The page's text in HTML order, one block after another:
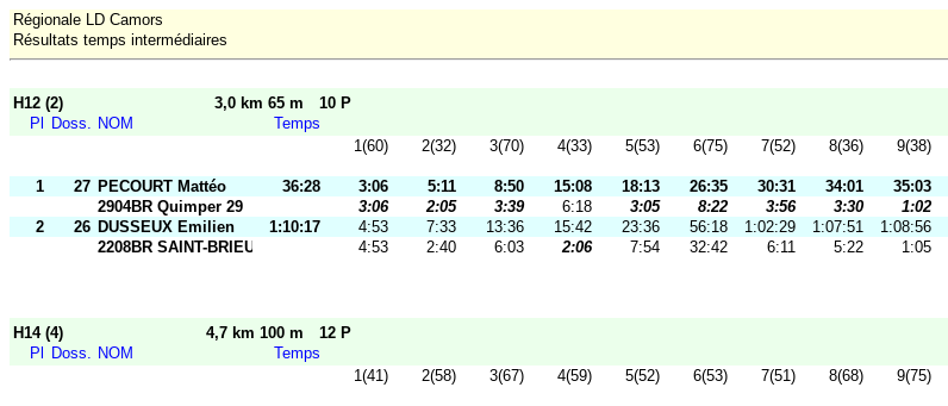
Régionale LD Camors
Résultats temps intermédiaires
H12 (2) 3,0 km 65 m
10 P
Pl
Doss. NOM
Temps
1(60)
2(32) 3(70) 4(33) 5(53) 6(75) 7(52) 8(36) 9(38)
1 27 PECOURT Mattéo 36:28 3:06 5:11 8:50 15:08 18:13 26:35 30:31 34:01 35:03
2904BR Quimper 29
3:06 2:05 3:39 6:18 3:05 8:22 3:56 3:30 1:02
2
26 DUSSEUX Emilien 1:10:17 4:53 7:33 13:36 15:42 23:36 56:18 1:02:29 1:07:51 1:08:56
2208BR SAINT-BRIEUC OR
4:53 2:40 6:03 2:06 7:54 32:42 6:11 5:22 1:05
H14 (4) 4,7 km 100 m
12 P
Pl
Doss. NOM
Temps
1(41)
2(58) 3(67) 4(59) 5(52) 6(53) 7(51) 8(68) 9(75)